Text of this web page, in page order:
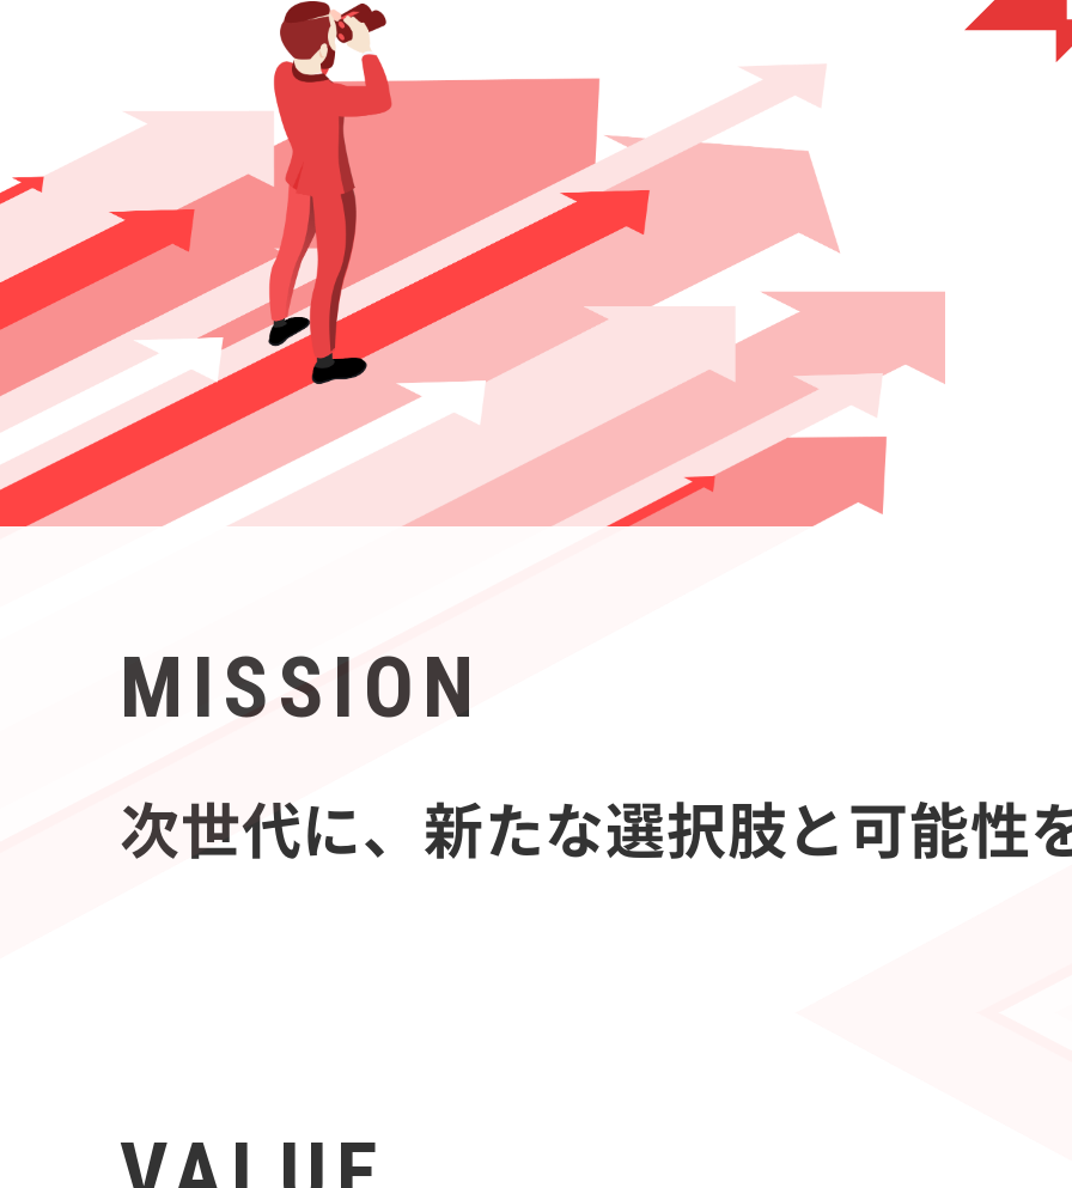
MISSION
次世代に、新たな選択肢と可能性